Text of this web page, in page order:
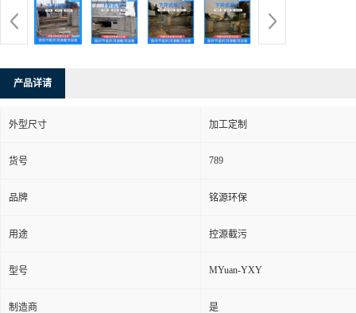
产品详请
外型尺寸 加工定制
货号 789
品牌 铭源环保
用途 控源截污
型号 MYuan-YXY
制造商 是